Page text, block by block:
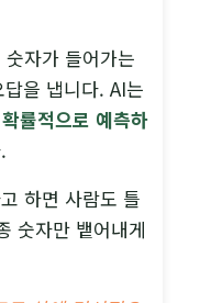
자가 들어가는
을 냅니다. AI는
률적으로 예측하
하면 사람도 틀
숫자만 뱉어내게